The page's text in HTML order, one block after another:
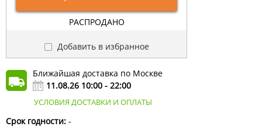
РАСПРОДАНО
Добавить в избранное
Ближайшая доставка по Москве
11.08.26 10:00 - 22:00
УСЛОВИЯ ДОСТАВКИ И ОПЛАТЫ
Срок годности: -